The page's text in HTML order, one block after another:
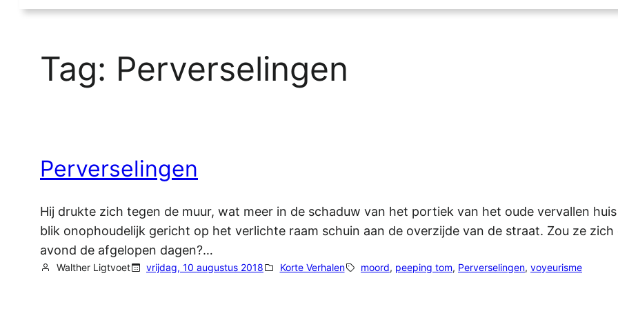
Tag: Perverselingen
Perverselingen
Hij drukte zich tegen de muur, wat meer in de schaduw van het portiek van het oude vervallen
blik onophoudelijk gericht op het verlichte raam schuin aan de overzijde van de straat. Zou ze
avond de afgelopen dagen?…
Walther Ligtvoet vrijdag, 10 augustus 2018 Korte Verhalen moord, peeping tom, Perverselingen, voyeurisme